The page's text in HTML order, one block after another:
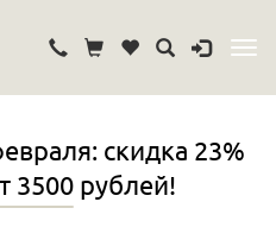
скидка 23%
3500 рублей!